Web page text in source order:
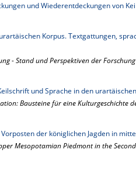
und Wiederentdeckungen von
Korpus. Textgattungen,
- Stand und Perspektiven der Forschung
und Sprache in den
Bausteine für eine Kulturgeschichte
der königlichen Jagden in
Mesopotamian Piedmont in the